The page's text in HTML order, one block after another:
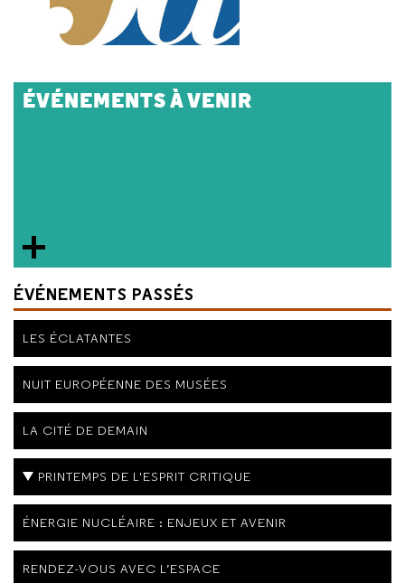
ÉVÉNEMENTS À VENIR
ÉVÉNEMENTS PASSÉS
LES ÉCLATANTES
NUIT EUROPÉENNE DES MUSÉES
LA CITÉ DE DEMAIN
PRINTEMPS DE L'ESPRIT CRITIQUE
ÉNERGIE NUCLÉAIRE : ENJEUX ET AVENIR
RENDEZ-VOUS AVEC L’ESPACE